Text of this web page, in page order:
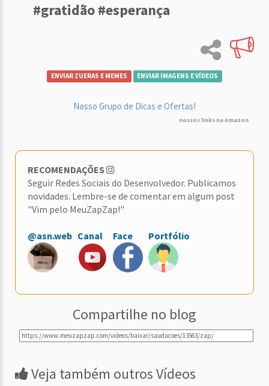
#gratidão #esperança
ENVIAR ZUERAS E MEMES ENVIAR IMAGENS E VÍDEOS
Nosso Grupo de Dicas e Ofertas!
nossos links na Amazon
RECOMENDAÇÕES
Seguir Redes Sociais do Desenvolvedor. Publicamos
novidades. Lembre-se de comentar em algum post
"Vim pelo MeuZapZap!"
@asn.web Canal Face Portfólio
Compartilhe no blog
Veja também outros Vídeos